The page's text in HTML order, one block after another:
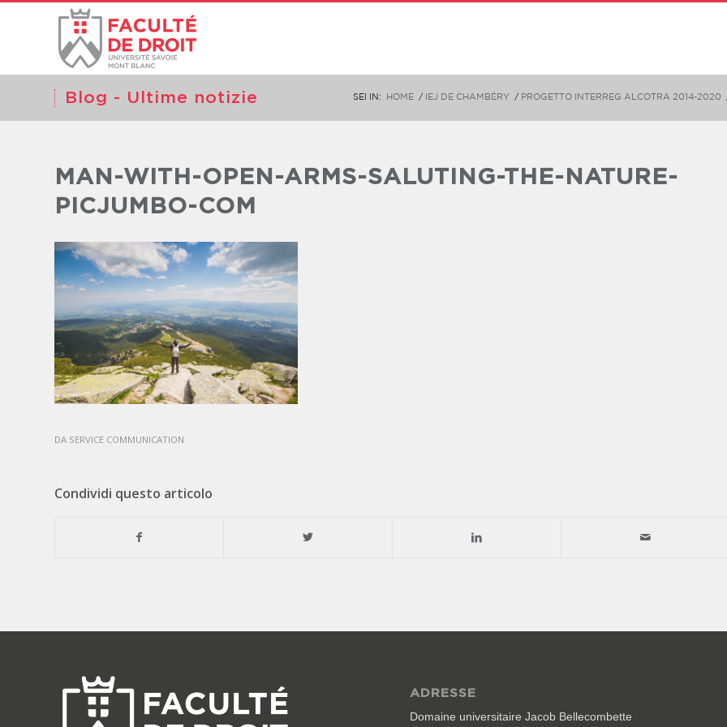
Blog - Ultime notizie SEI IN: HOME / IEJ DE CHAMBÉRY / PROGETTO INTERREG ALCOTRA 2014-2020
MAN-WITH-OPEN-ARMS-SALUTING-THE-NATURE-
PICJUMBO-COM
DA SERVICE COMMUNICATION
Condividi questo articolo
ADRESSE
Domaine universitaire Jacob Bellecombette